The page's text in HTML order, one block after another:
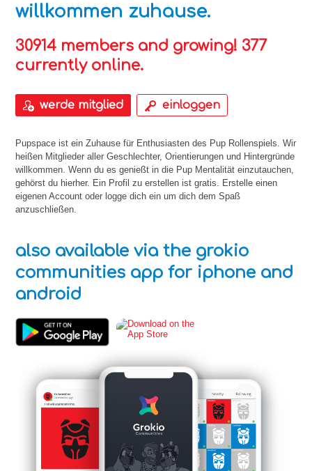
willkommen zuhause.
30914 members and growing! 377
currently online.
werde mitglied einloggen
Pupspace ist ein Zuhause für Enthusiasten des Pup Rollenspiels. Wir
heißen Mitglieder aller Geschlechter, Orientierungen und Hintergründe
willkommen. Wenn du es genießt in die Pup Mentalität einzutauchen,
gehörst du hierher. Ein Profil zu erstellen ist gratis. Erstelle einen
eigenen Account oder logge dich ein um dich dem Spaß
anzuschließen.
also available via the grokio
communities app for iphone and
android